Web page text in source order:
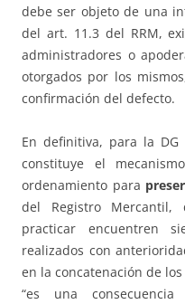
debe ser objeto de una
del art. 11.3 del RRM,
administradores o
otorgados por los
confirmación del defecto.
En definitiva, para la
constituye el
ordenamiento para
del Registro
practicar encuentren
realizados con
en la concatenación de
“es una